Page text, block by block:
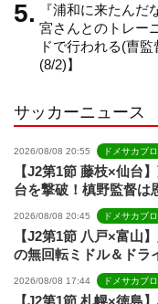
『浦和に来たん
宮さんとのトレー
ドで行われる(曺
(8/2)】
サッカーニュース
2026/08/08 20:55 ドメサカブ
【J2第1節 藤枝×仙台
台を撃破！槙野監督は
2026/08/08 20:45 ドメサカブ
【J2第1節 八戸×富山
の無回転ミドル＆ドラ
2026/08/08 17:44 ドメサカブ
【J2第1節 札幌×徳島